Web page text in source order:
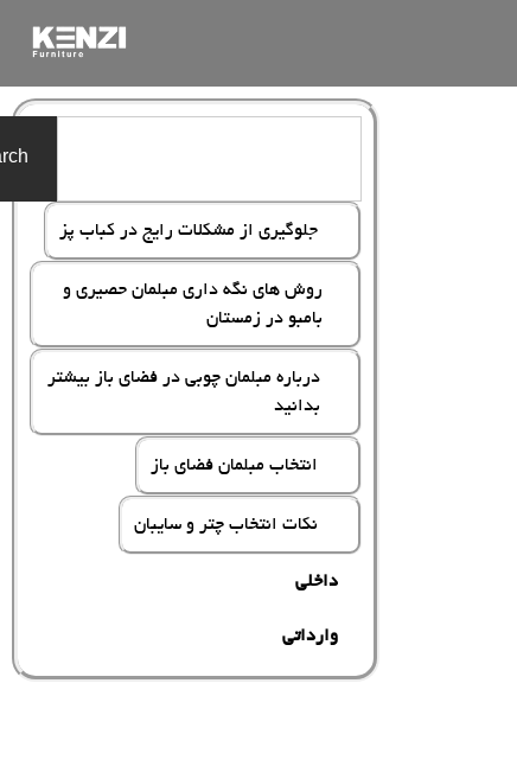
جلوگیری از مشکلات رایج در کباب پز
روش های نگه داری مبلمان حصیری و
بامبو در زمستان
درباره مبلمان چوبی در فضای باز بیشتر
بدانید
انتخاب مبلمان فضای باز
نکات انتخاب چتر و سایبان
داخلی
وارداتی